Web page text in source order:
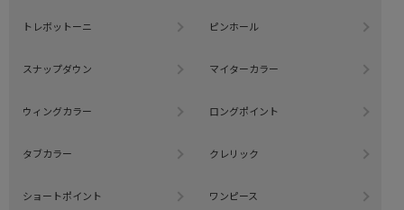
トレボットーニ ピンホール
スナップダウン マイターカラー
ウィングカラー ロングポイント
タブカラー クレリック
ショートポイント ワンピース